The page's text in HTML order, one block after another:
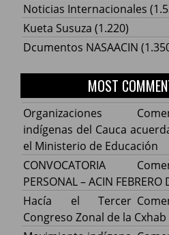
Noticias Internacionales
Kueta Susuza (1.220)
Dcumentos NASAACIN
MOST
Organizaciones
indígenas del Cauca
el Ministerio de Educación
CONVOCATORIA
PERSONAL – ACIN FEBRERO
Hacía el Tercer
Congreso Zonal de la